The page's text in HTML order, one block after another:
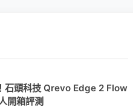
石頭科技 Qrevo Edge 2 Flow
開箱評測